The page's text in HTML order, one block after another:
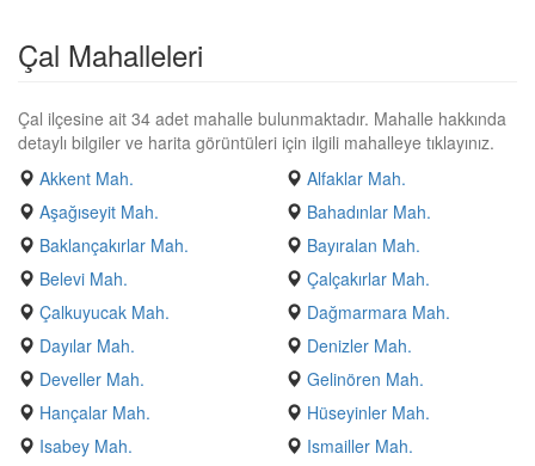
Çal Mahalleleri
Çal ilçesine ait 34 adet mahalle bulunmaktadır. Mahalle hakkında
detaylı bilgiler ve harita görüntüleri için ilgili mahalleye tıklayınız.
Akkent Mah.
Alfaklar Mah.
Aşağıseyit Mah.
Bahadınlar Mah.
Baklançakırlar Mah.
Bayıralan Mah.
Belevi Mah.
Çalçakırlar Mah.
Çalkuyucak Mah.
Dağmarmara Mah.
Dayılar Mah.
Denizler Mah.
Develler Mah.
Gelinören Mah.
Hançalar Mah.
Hüseyinler Mah.
Isabey Mah.
Ismailler Mah.